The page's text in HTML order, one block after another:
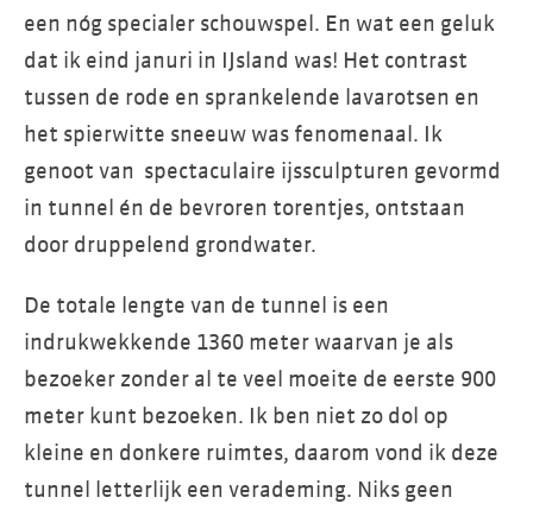
een nóg specialer schouwspel. En wat een geluk
dat ik eind januri in IJsland was! Het contrast
tussen de rode en sprankelende lavarotsen en
het spierwitte sneeuw was fenomenaal. Ik
genoot van spectaculaire ijssculpturen gevormd
in tunnel én de bevroren torentjes, ontstaan
door druppelend grondwater.
De totale lengte van de tunnel is een
indrukwekkende 1360 meter waarvan je als
bezoeker zonder al te veel moeite de eerste 900
meter kunt bezoeken. Ik ben niet zo dol op
kleine en donkere ruimtes, daarom vond ik deze
tunnel letterlijk een verademing. Niks geen